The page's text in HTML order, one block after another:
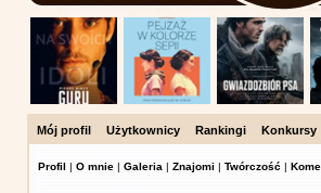
Mój profil Użytkownicy Rankingi Konkursy
Profil | O mnie | Galeria | Znajomi | Twórczość |